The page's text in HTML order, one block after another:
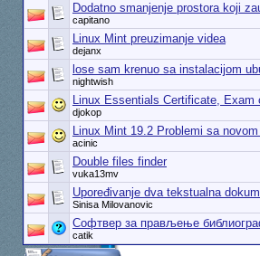
Dodatno smanjenje prostora koji
capitano
Linux Mint preuzimanje videa
dejanx
lose sam krenuo sa instalacijom
nightwish
Linux Essentials Certificate, Exam
djokop
Linux Mint 19.2 Problemi sa
acinic
Double files finder
vuka13mv
Upoređivanje dva tekstualna
Sinisa Milovanovic
Софтвер за прављење
catik